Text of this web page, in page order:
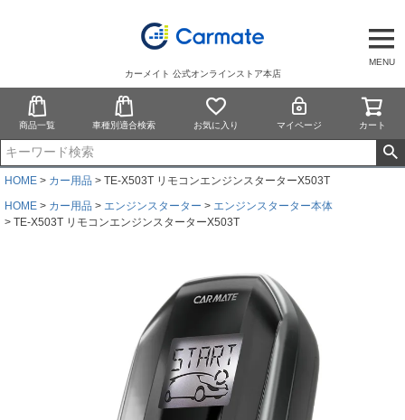
MENU
カーメイト 公式オンラインストア本店
商品一覧 車種別適合検索 お気に入り マイページ カート
HOME カー用品
TE-X503T リモコンエンジンスターターX503T
HOME
カー用品 エンジンスターター
エンジンスターター本体
TE-X503T リモコンエンジンスターターX503T